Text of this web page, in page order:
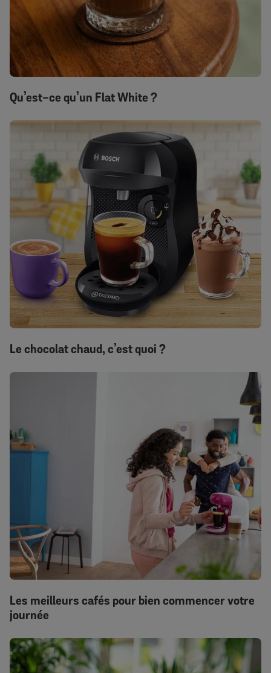
Qu’est-ce qu’un Flat White ?
Le chocolat chaud, c’est quoi ?
Les meilleurs cafés pour bien commencer votre
journée